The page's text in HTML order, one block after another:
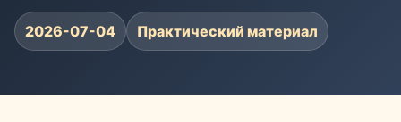
2026-07-04 Практический материал